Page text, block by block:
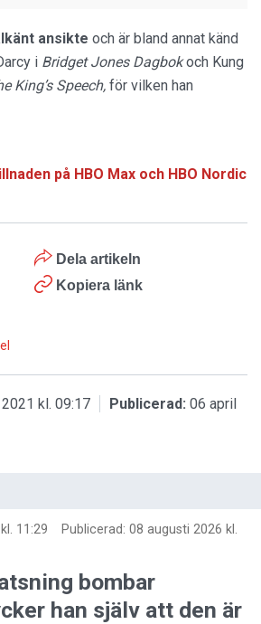
ansikte och är bland annat känd
i Bridget Jones Dagbokoch Kung
King’s Speech, för vilken han
på HBO Max och HBO Nordic
Dela artikeln
Kopiera länk
kl. 09:17 Publicerad: 06 april
11:29 Publicerad: 08 augusti 2026 kl.
bombar
han själv att den är